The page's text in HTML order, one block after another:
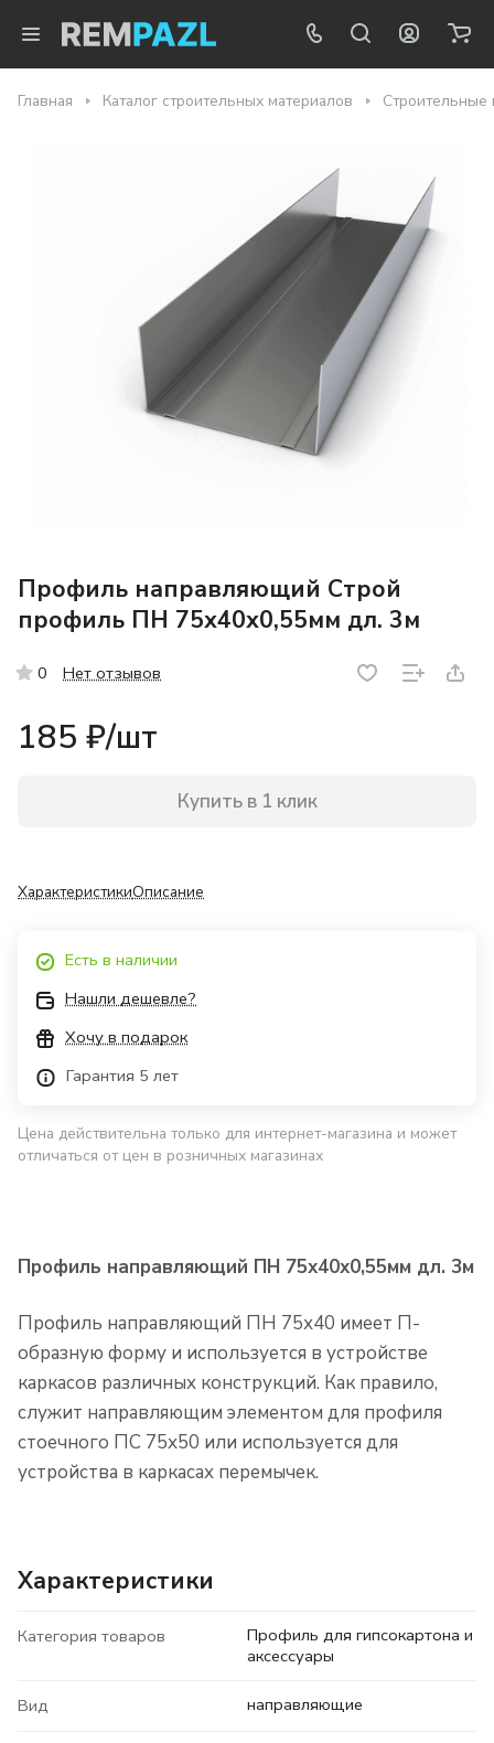
Главная Каталог строительных материалов Строительные
Профиль направляющий Строй
профиль ПН 75х40х0,55мм дл. 3м
0 Нет отзывов
185 ₽/шт
Купить в 1 клик
ХарактеристикиОписание
Есть в наличии
Нашли дешевле?
Хочу в подарок
Гарантия 5 лет
Цена действительна только для интернет-магазина и может
отличаться от цен в розничных магазинах
Профиль направляющий ПН 75х40х0,55мм дл. 3м
Профиль направляющий ПН 75х40 имеет П-
образную форму и используется в устройстве
каркасов различных конструкций. Как правило,
служит направляющим элементом для профиля
стоечного ПС 75х50 или используется для
устройства в каркасах перемычек.
Характеристики
Категория товаров
Профиль для гипсокартона и
аксессуары
Вид направляющие